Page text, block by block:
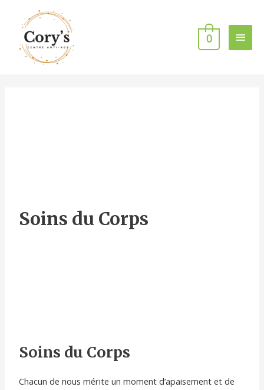
contenido
0
Soins du Corps
Soins du Corps
Chacun de nous mérite un moment d’apaisement et de